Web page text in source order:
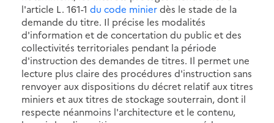
l'article L. 161-1 du code minierdès le stade de la
demande du titre. Il précise les modalités
d'information et de concertation du public et des
collectivités territoriales pendant la période
d'instruction des demandes de titres. Il permet une
lecture plus claire des procédures d'instruction sans
renvoyer aux dispositions du décret relatif aux titres
miniers et aux titres de stockage souterrain, dont il
respecte néanmoins l'architecture et le contenu,